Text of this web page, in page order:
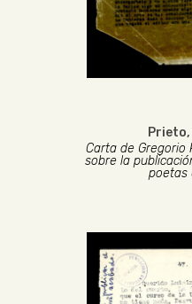
Carta de Gregorio
sobre la
poetas